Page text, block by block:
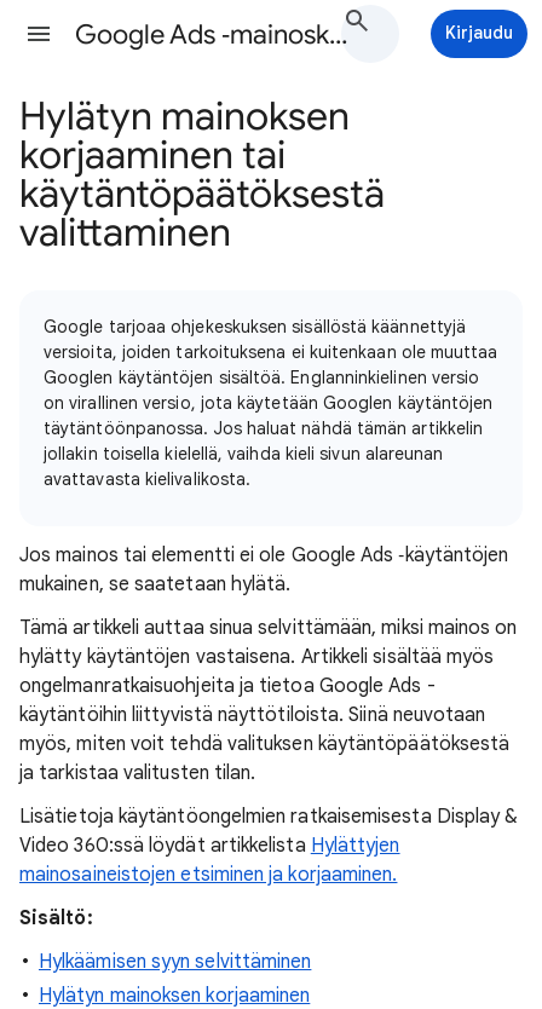
Google Ads ‑mainoskäytännöt Ohjeet Kirjaudu
Hylätyn mainoksen
korjaaminen tai
käytäntöpäätöksestä
valittaminen
Google tarjoaa ohjekeskuksen sisällöstä käännettyjä
versioita, joiden tarkoituksena ei kuitenkaan ole muuttaa
Googlen käytäntöjen sisältöä. Englanninkielinen versio
on virallinen versio, jota käytetään Googlen käytäntöjen
täytäntöönpanossa. Jos haluat nähdä tämän artikkelin
jollakin toisella kielellä, vaihda kieli sivun alareunan
avattavasta kielivalikosta.
Jos mainos tai elementti ei ole Google Ads ‑käytäntöjen
mukainen, se saatetaan hylätä.
Tämä artikkeli auttaa sinua selvittämään, miksi mainos on
hylätty käytäntöjen vastaisena. Artikkeli sisältää myös
ongelmanratkaisuohjeita ja tietoa Google Ads -
käytäntöihin liittyvistä näyttötiloista. Siinä neuvotaan
myös, miten voit tehdä valituksen käytäntöpäätöksestä
ja tarkistaa valitusten tilan.
Lisätietoja käytäntöongelmien ratkaisemisesta Display &
Video 360:ssä löydät artikkelista Hylättyjen
mainosaineistojen etsiminen ja korjaaminen.
Sisältö:
Hylkäämisen syyn selvittäminen
Hylätyn mainoksen korjaaminen